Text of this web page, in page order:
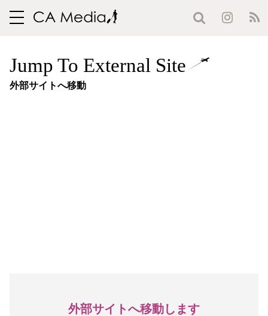
toggle
Jump To External Site
外部サイトへ移動
外部サイトへ移動します